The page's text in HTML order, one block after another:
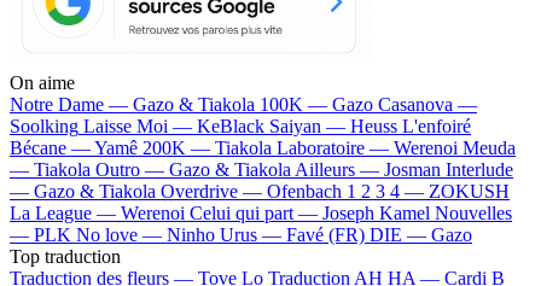
On aime
Notre Dame — Gazo & Tiakola 100K — Gazo Casanova —
Soolking Laisse Moi — KeBlack Saiyan — Heuss L'enfoiré
Bécane —Yamê 200K — Tiakola Laboratoire — Werenoi Meuda
— Tiakola Outro — Gazo & Tiakola Ailleurs — Josman Interlude
— Gazo & Tiakola Overdrive — Ofenbach 1 2 3 4 — ZOKUSH
La League — Werenoi Celui qui part — Joseph Kamel Nouvelles
— PLK No love — Ninho Urus — Favé (FR) DIE — Gazo
Top traduction
Traduction des fleurs — Tove Lo Traduction AH HA — Cardi B